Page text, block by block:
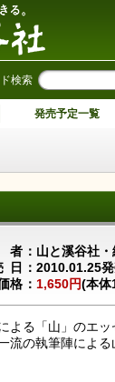
検索
発売予定一覧
者山と溪谷社・
日 2010.01.25
格
1,650円(本体
よる「山」のエ
流の執筆陣によ